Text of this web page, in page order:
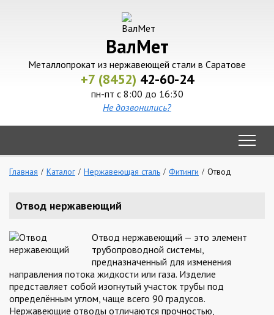
ВалМет
Металлопрокат из нержавеющей стали в Саратове
+7 (8452) 42-60-24
пн-пт с 8:00 до 16:30
Не дозвонились?
Главная Каталог Нержавеющая сталь Фитинги Отвод
Отвод нержавеющий
Отвод нержавеющий — это элемент
трубопроводной системы,
предназначенный для изменения
направления потока жидкости или газа. Изделие
представляет собой изогнутый участок трубы под
определённым углом, чаще всего 90 градусов.
Нержавеющие отводы отличаются прочностью,